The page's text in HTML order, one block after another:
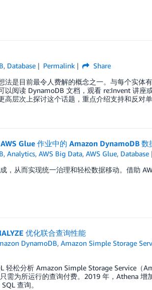
, Database Permalink
Share
是目前最令人费解的概念之一。与每个实体
阅读 DynamoDB 文档，观看 re:Invent 讲座
层次上探讨这个话题，重点介绍支持和反对单
Glue 作业中的 Amazon DynamoDB 数
,Analytics,AWS Big Data,AWS Glue, Database
，从而实现统一治理和轻松数据移动。借助
优化联合查询性能
DynamoDB,Amazon Simple Storage
轻松分析 Amazon Simple Storage Service（
需为所运行的查询付费。2019 年，Athena 增
查询。